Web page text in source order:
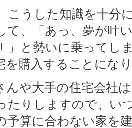
こうした知識を十分
て、「あっ、夢が叶
」と勢いに乗ってし
を購入することにな
んや大手の住宅会社
たりしますので、い
予算に合わない家を